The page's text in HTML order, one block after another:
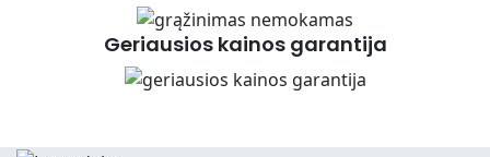
Geriausios kainos garantija